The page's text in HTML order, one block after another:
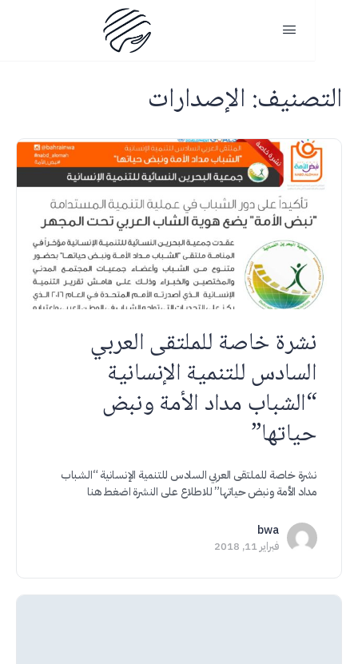
الإصدارات
نشرة خاصة للملتقى العربي
السادس للتنمية الإنسانية
“الشباب مداد الأمة ونبض
حياتها”
نشرة خاصة للملتقى العربي السادس للتنمية الإنسانية “الشباب
مداد الأمة ونبض حياتها” للاطلاع على النشرة اضغط هنا
bwa
فبراير 11, 2018